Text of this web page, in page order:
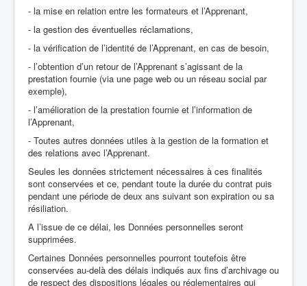
- la mise en relation entre les formateurs et l’Apprenant,
- la gestion des éventuelles réclamations,
- la vérification de l’identité de l’Apprenant, en cas de besoin,
- l’obtention d’un retour de l’Apprenant s’agissant de la
prestation fournie (via une page web ou un réseau social par
exemple),
- l’amélioration de la prestation fournie et l’information de
l’Apprenant,
- Toutes autres données utiles à la gestion de la formation et
des relations avec l’Apprenant.
Seules les données strictement nécessaires à ces finalités
sont conservées et ce, pendant toute la durée du contrat puis
pendant une période de deux ans suivant son expiration ou sa
résiliation.
A l’issue de ce délai, les Données personnelles seront
supprimées.
Certaines Données personnelles pourront toutefois être
conservées au-delà des délais indiqués aux fins d’archivage ou
de respect des dispositions légales ou réglementaires qui